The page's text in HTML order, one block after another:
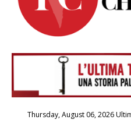
Thursday, August 06, 2026